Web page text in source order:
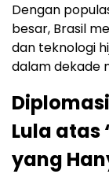
Dengan
besar, Brasil
dan teknologi
dalam dekade
Lula atas
yang